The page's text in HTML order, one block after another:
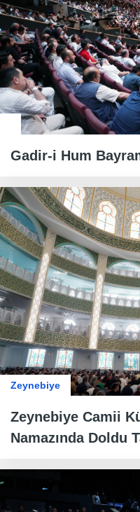
Gadir-i Hum
Zeynebiye
Zeynebiye Camii
Namazında Doldu